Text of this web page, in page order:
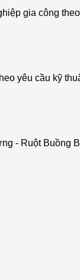
gia công
yêu cầu kỹ
- Ruột Buồng